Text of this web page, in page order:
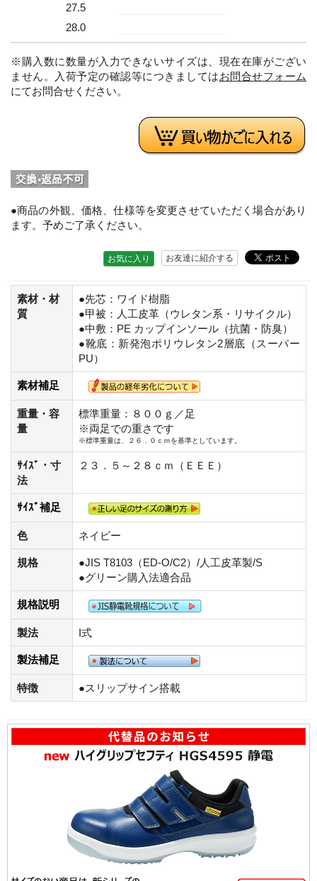
27.5
28.0
※購入数に数量が入力できないサイズは、現在在庫がござい
ません。入荷予定の確認等につきましてはお問合せフォーム
にてお問合せください。
●商品の外観、価格、仕様等を変更させていただく場合があり
ます。予めご了承ください。
お友達に紹介する
お気に入り
素材・材
質
●先芯：ワイド樹脂
●甲被：人工皮革（ウレタン系・リサイクル）
●中敷：PE カップインソール（抗菌・防臭）
●靴底：新発泡ポリウレタン2層底（スーパー
PU）
素材補足
重量・容
量
標準重量：８００ｇ／足
※両足での重さです
※標準重量は、２６．０ｃｍを基準としています。
ｻｲｽﾞ・寸
法
２３．５～２８ｃｍ（ＥＥＥ）
ｻｲｽﾞ補足
色 ネイビー
規格
●JIS T8103（ED-O/C2）/人工皮革製/S
●グリーン購入法適合品
規格説明
製法 I式
製法補足
特徴 ●スリップサイン搭載